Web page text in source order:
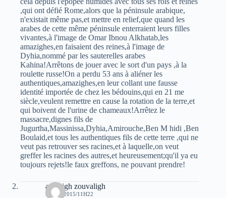
,qui ont défié Rome,alors que la péninsule arabique,
n'existait même pas,et mettre en relief,que quand les
arabes de cette même péninsule enterraient leurs filles
vivantes,à l'image de Omar Ibnou Alkhatab,les
amazighes,en faisaient des reines,à l'image de
Dyhia,nommé par les sauterelles arabes
Kahina!Arrêtons de jouer avec le sort d'un pays ,à la
roulette russe!On a perdu 53 ans à aliéner les
authentiques,amazighes,en leur collant une fausse
identité importée de chez les bédouins,qui en 21 me
siècle,veulent remettre en cause la rotation de la terre,et
qui boivent de l'urine de chameaux!Arrêtez le
massacre,dignes fils de
Jugurtha,Massinissa,Dyhia,Amirouche,Ben M hidi ,Ben
Boulaid,et tous les authentiques fils de cette terre ,qui ne
veut pas retrouver ses racines,et à laquelle,on veut
greffer les racines des autres,et heureusement;qu'il ya eu
toujours rejets!le faux greffons, ne pouvant prendre!
amazigh zouvaligh
9 JUIN 2015/11H22